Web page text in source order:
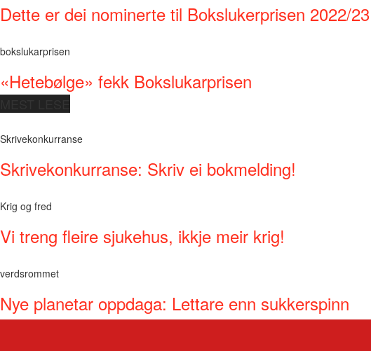
Dette er dei nominerte til Bokslukerprisen 2022/23
bokslukarprisen
«Hetebølge» fekk Bokslukarprisen
Skrivekonkurranse
Skrivekonkurranse: Skriv ei bokmelding!
Krig og fred
Vi treng fleire sjukehus, ikkje meir krig!
verdsrommet
Nye planetar oppdaga: Lettare enn sukkerspinn